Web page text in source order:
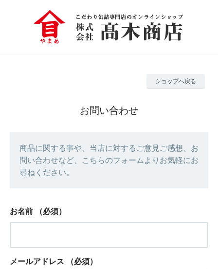
ショップへ戻る
お問い合わせ
商品に関する事や、当店に対するご意見ご感想、お
問い合わせなど、こちらのフォームよりお気軽にお
尋ねください。
お名前 （必須）
メールアドレス （必須）